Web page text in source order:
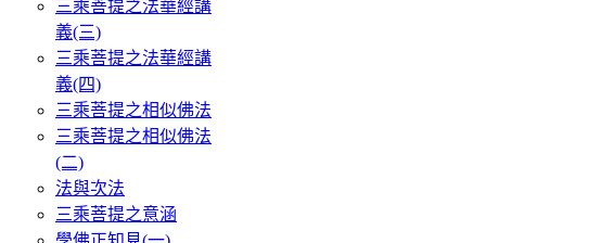
三乘菩提之法華經講
義(三)
三乘菩提之法華經講
義(四)
三乘菩提之相似佛法
三乘菩提之相似佛法
(二)
法與次法
三乘菩提之意涵